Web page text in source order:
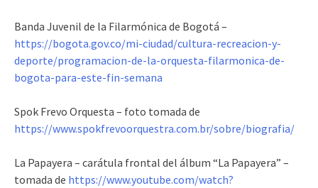
Banda Juvenil de la Filarmónica de Bogotá –
https://bogota.gov.co/mi-ciudad/cultura-recreacion-y-
deporte/programacion-de-la-orquesta-filarmonica-de-
bogota-para-este-fin-semana
Spok Frevo Orquesta – foto tomada de
https://www.spokfrevoorquestra.com.br/sobre/biografia/
La Papayera – carátula frontal del álbum “La Papayera” –
tomada de https://www.youtube.com/watch?